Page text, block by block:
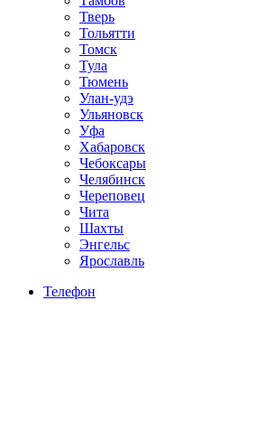
Тверь
Тольятти
Томск
Тула
Тюмень
Улан-удэ
Ульяновск
Уфа
Хабаровск
Чебоксары
Челябинск
Череповец
Чита
Шахты
Энгельс
Ярославль
Телефон